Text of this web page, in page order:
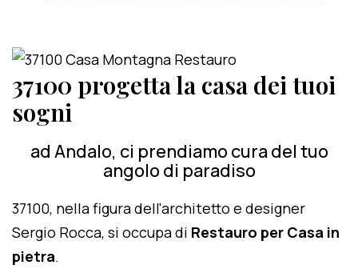
37100 progetta la casa dei tuoi
sogni
ad Andalo, ci prendiamo cura del tuo
angolo di paradiso
37100, nella figura dell'architetto e designer
Sergio Rocca, si occupa di Restauro per Casa in
pietra.